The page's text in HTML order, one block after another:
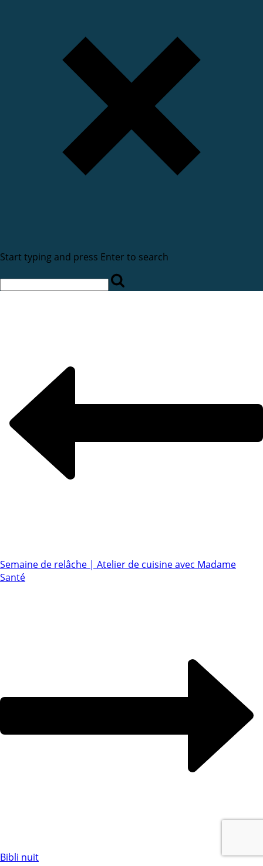
Start typing and press Enter to search
Semaine de relâche | Atelier de cuisine avec Madame
Santé
Bibli nuit